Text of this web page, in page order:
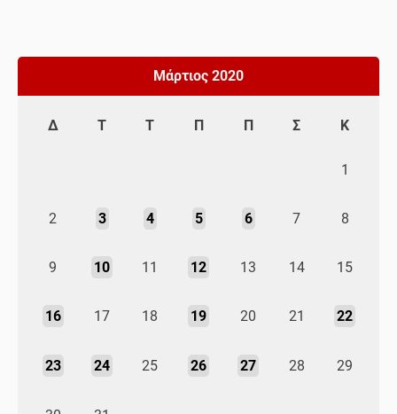
Μάρτιος 2020
Δ Τ Τ Π Π Σ Κ
1
2 3 4 5 6 7 8
9 10 11 12 13 14 15
16 17 18 19 20 21 22
23 24 25 26 27 28 29